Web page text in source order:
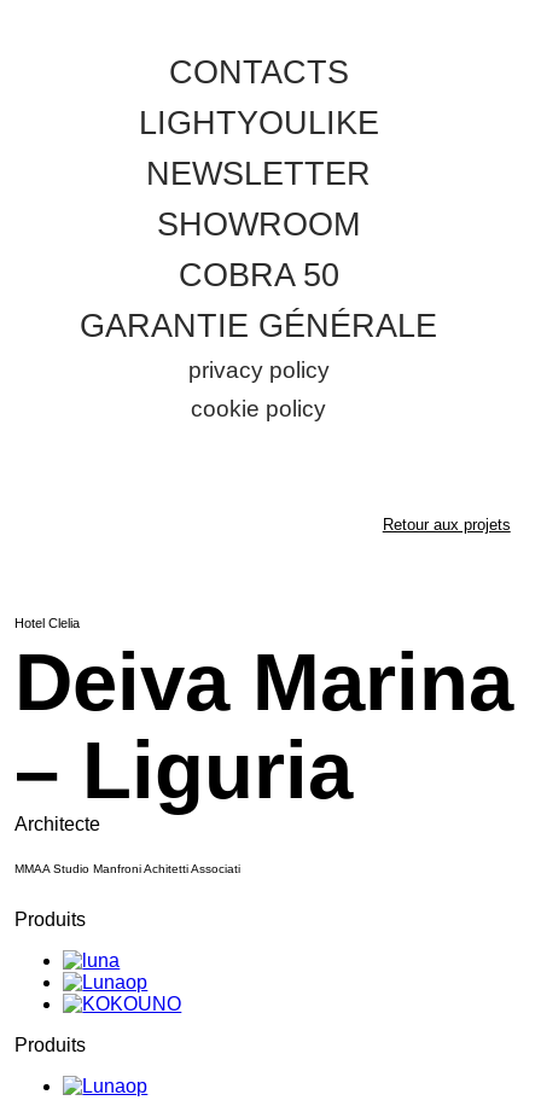
CONTACTS
LIGHTYOULIKE
NEWSLETTER
SHOWROOM
COBRA 50
GARANTIE GÉNÉRALE
privacy policy
cookie policy
Retour aux projets
Hotel Clelia
Deiva Marina
– Liguria
Architecte
MMAA Studio Manfroni Achitetti Associati
Produits
Produits